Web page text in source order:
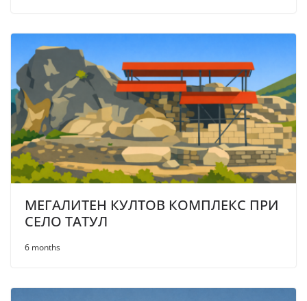
МЕГАЛИТЕН КУЛТОВ КОМПЛЕКС ПРИ
СЕЛО ТАТУЛ
6 months